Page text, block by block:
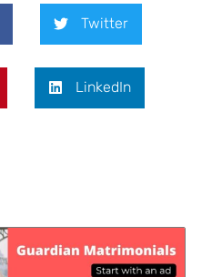
Twitter
LinkedIn